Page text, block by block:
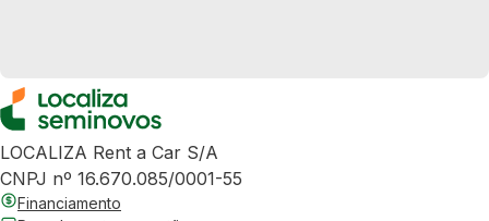
LOCALIZA Rent a Car S/A
CNPJ nº 16.670.085/0001-55
Financiamento